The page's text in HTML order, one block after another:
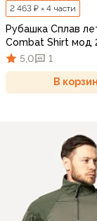
2 463 ₽ × 4 части
Рубашка Сплав
Combat Shirt мод
5,0
1
В